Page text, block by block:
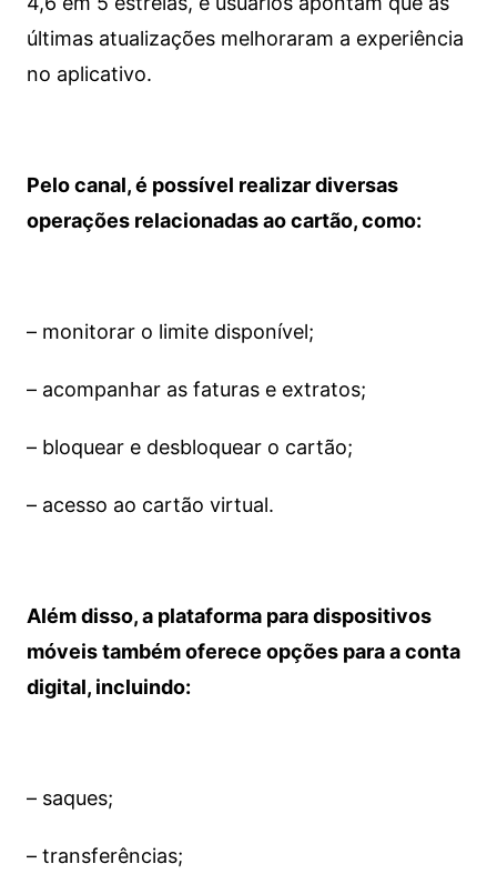
últimas atualizações melhoraram a experiência
no aplicativo.
Pelo canal, é possível realizar diversas
operações relacionadas ao cartão, como:
– monitorar o limite disponível;
– acompanhar as faturas e extratos;
– bloquear e desbloquear o cartão;
– acesso ao cartão virtual.
Além disso, a plataforma para dispositivos
móveis também oferece opções para a conta
digital, incluindo:
– saques;
– transferências;